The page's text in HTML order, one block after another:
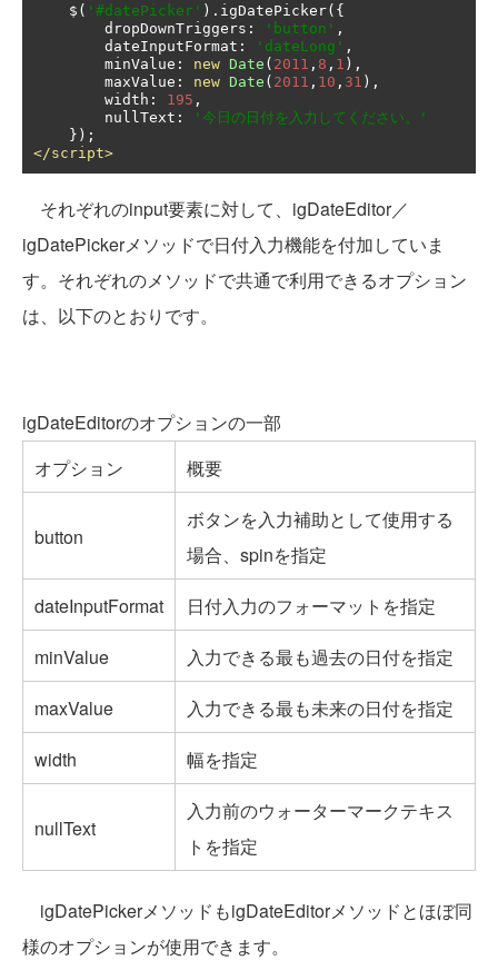
    $
( '#datePicker' ). igDatePicker({
        dropDownTriggers
: 'button' ,
        dateInputFormat
: 'dateLong' ,
        minValue
: new Date ( 2011 , 8 , 1 ),
        maxValue
: new Date ( 2011 , 10 , 31 ),
        width
: 195 ,
        nullText
:
'今日の日付を入力してください。'
});
</script>
それぞれのinput要素に対して、igDateEditor／
igDatePickerメソッドで日付入力機能を付加していま
す。それぞれのメソッドで共通で利用できるオプション
は、以下のとおりです。
igDateEditorのオプションの一部
オプション
概要
button
ボタンを入力補助として使用する
場合、spinを指定
dateInputFormat
日付入力のフォーマットを指定
minValue
入力できる最も過去の日付を指定
maxValue
入力できる最も未来の日付を指定
width
幅を指定
nullText
入力前のウォーターマークテキス
トを指定
igDatePickerメソッドもigDateEditorメソッドとほぼ同
様のオプションが使用できます。